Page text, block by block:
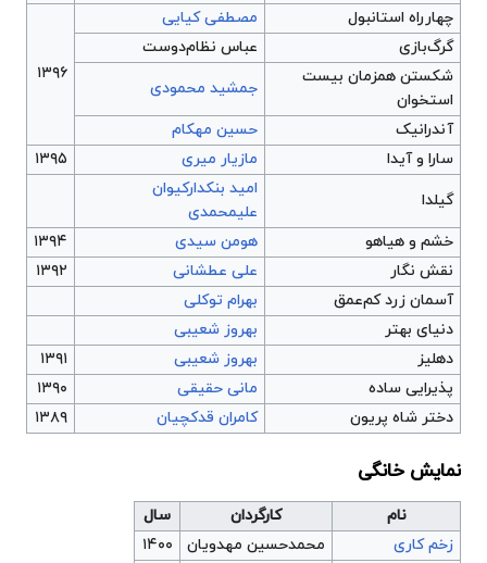
چهارراه استانبول
مصطفی کیایی
۱۳۹۶
گرگ‌بازی
عباس نظام‌دوست
شکستن همزمان بیست
استخوان
جمشید محمودی
آندرانیک
حسین مهکام
سارا و آیدا
مازیار میری
۱۳۹۵
گیلدا
امید بنکدارکیوان
علیمحمدی
خشم و هیاهو
هومن سیدی
۱۳۹۴
نقش نگار
علی عطشانی
۱۳۹۲
آسمان زرد کم‌عمق
بهرام توکلی
دنیای بهتر
بهروز شعیبی
دهلیز
بهروز شعیبی
۱۳۹۱
پذیرایی ساده
مانی حقیقی
۱۳۹۰
دختر شاه پریون
کامران قدکچیان ۱۳۸۹
نمایش خانگی
نام کارگردان
سال
زخم کاری
محمدحسین مهدویان
۱۴۰۰